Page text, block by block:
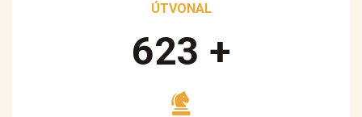
ÚTVONAL
890 +